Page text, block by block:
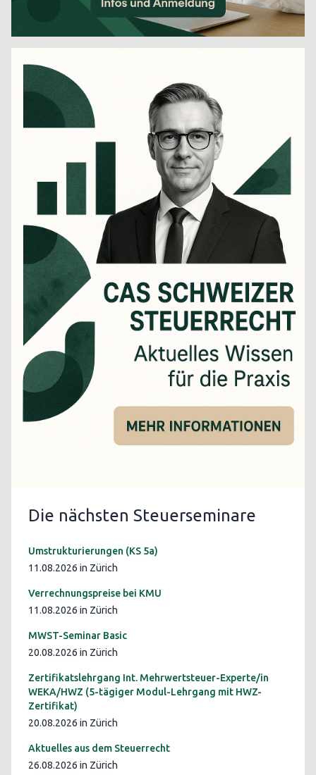
Die nächsten Steuerseminare
Umstrukturierungen (KS 5a)
11.08.2026 in Zürich
Verrechnungspreise bei KMU
11.08.2026 in Zürich
MWST-Seminar Basic
20.08.2026 in Zürich
Zertifikatslehrgang Int. Mehrwertsteuer-Experte/in
WEKA/HWZ (5-tägiger Modul-Lehrgang mit HWZ-
Zertifikat)
20.08.2026 in Zürich
Aktuelles aus dem Steuerrecht
26.08.2026 in Zürich